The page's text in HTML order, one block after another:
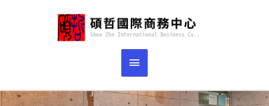
容
主
要
選
單